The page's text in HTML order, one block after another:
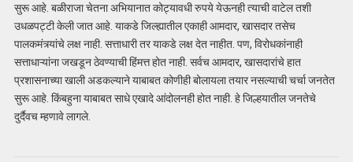
सुरू आहे. बळीराजा चेतना अभियानात कोट्यावधी रुपये येऊनही त्याची वाटेल तशी
उधळपट्टी केली जात आहे. याकडे जिल्ह्यातील एकाही आमदार, खासदार तसेच
पालकमंत्र्यांचे लक्ष नाही. सत्ताधारी तर याकडे लक्ष देत नाहीत. पण, विरोधकांनाही
सत्ताधाऱ्यांना जखडून ठेवण्याची हिंमत्त होत नाही. सर्वच आमदार, खासदारांचे हात
प्रशासनाच्या खाली अडकल्याने याबाबत कोणीही बोलायला तयार नसल्याची चर्चा जनतेत
सुरू आहे. किंबहुना याबाबत साधे एखादे आंदोलनही होत नाही. हे जिल्हयातील जनतेचे
दुर्दैवच म्हणावे लागले.